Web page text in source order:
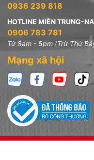
0936 239 818
HOTLINE MIỀN TRUNG-
0906 783 781
Từ 8am - 5pm (Trừ Thứ
Mạng xã hội